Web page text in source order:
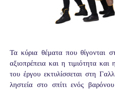
Τα κύρια θέματα που θίγονται
αξιοπρέπεια και η τιμιότητα
του έργου εκτυλίσσεται στη
ληστεία στο σπίτι ενός